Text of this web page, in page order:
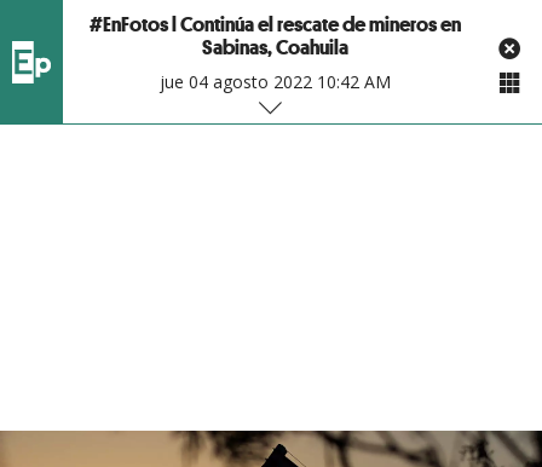
#EnFotos l Continúa el rescate de mineros en
Sabinas, Coahuila
jue 04 agosto 2022 10:42 AM